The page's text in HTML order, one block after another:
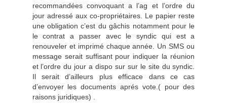
recommandées convoquant a l’ag et l’ordre du
jour adressé aux co-propriétaires. Le papier reste
une obligation c’est du gâchis notamment pour le
le contrat a passer avec le syndic qui est a
renouveler et imprimé chaque année. Un SMS ou
message serait suffisant pour indiquer la réunion
et l’ordre du jour a dispo sur sur le site du syndic.
Il serait d’ailleurs plus efficace dans ce cas
d’envoyer les documents aprés vote.( pour des
raisons juridiques) .